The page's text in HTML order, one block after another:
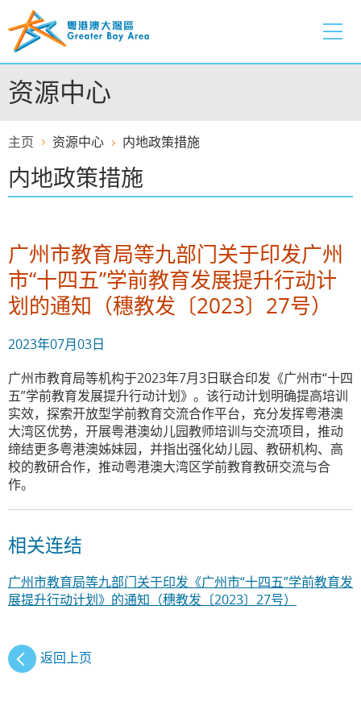
至
容
的
开
资源中心
主页 资源中心 内地政策措施
内地政策措施
广州市教育局等九部门关于印发广州
市“十四五”学前教育发展提升行动计
划的通知（穗教发〔2023〕27号）
2023年07月03日
广州市教育局等机构于2023年7月3日联合印发《广州市“十四
五”学前教育发展提升行动计划》。该行动计划明确提高培训
实效，探索开放型学前教育交流合作平台，充分发挥粤港澳
大湾区优势，开展粤港澳幼儿园教师培训与交流项目，推动
缔结更多粤港澳姊妹园，并指出强化幼儿园、教研机构、高
校的教研合作，推动粤港澳大湾区学前教育教研交流与合
作。
相关连结
广州市教育局等九部门关于印发《广州市“十四五”学前教育发
展提升行动计划》的通知（穗教发〔2023〕27号）
返回上页